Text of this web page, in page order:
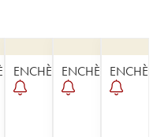
ENCHÈREENCHÈRE